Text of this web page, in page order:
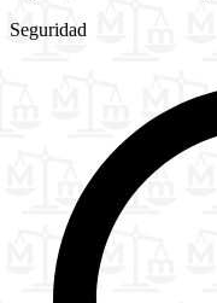
Seguridad